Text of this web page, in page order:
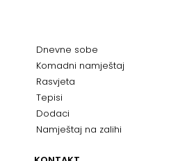
Dnevne sobe
Komadni namještaj
Rasvjeta
Tepisi
Dodaci
Namještaj na zalihi